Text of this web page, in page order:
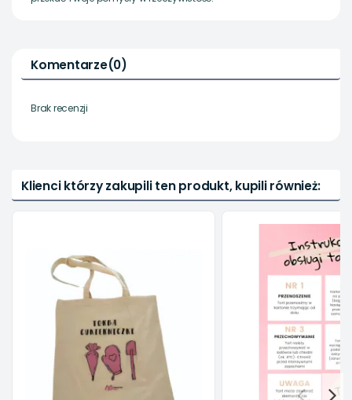
Komentarze(0)
Brak recenzji
Klienci którzy zakupili ten produkt, kupili również: